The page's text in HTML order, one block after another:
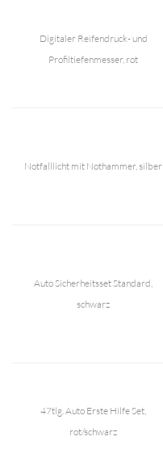
Digitaler Reifendruck- und
Profiltiefenmesser, rot
Notfalllicht mit Nothammer, silber
Auto Sicherheitsset Standard,
schwarz
47tlg. Auto Erste Hilfe Set,
rot/schwarz